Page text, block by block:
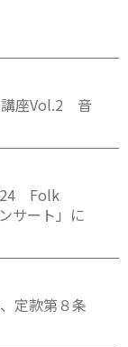
講座Vol.2 音
Folk
サート」に
定款第８条